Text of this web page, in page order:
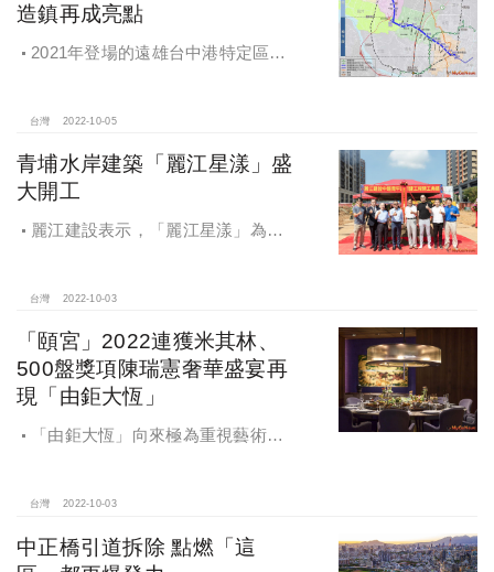
造鎮再成亮點
2021年登場的遠雄台中港特定區造
價穩穩站上3字頭，如今藍線利多為房
價行情與買氣再添支撐力道。
台灣 2022-10-05
青埔水岸建築「麗江星漾」盛
大開工
麗江建設表示，「麗江星漾」為公
不少建商拼命想要擠進商業搖滾區，
但麗江卻是選擇了臨新街溪首排的這
塊基地。
台灣 2022-10-03
「頤宮」2022連獲米其林、
500盤獎項陳瑞憲奢華盛宴再
現「由鉅大恆」
「由鉅大恆」向來極為重視藝術生
級公設，更值得一提的宴會廳也再現
台灣 2022-10-03
中正橋引道拆除 點燃「這